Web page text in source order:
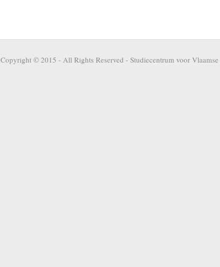
Copyright © 2015 - All Rights Reserved - Studiecentrum voor